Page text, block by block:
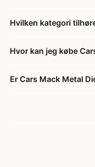
Hvilken kategori
Hvor kan jeg købe
Er Cars Mack Metal